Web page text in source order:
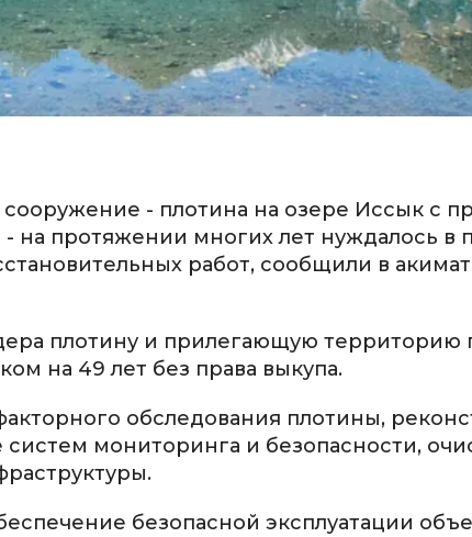
- плотина на озере Иссык с
на протяжении многих лет нуждалось в
работ, сообщили в
плотину и прилегающую территорию
на 49 лет без права выкупа.
обследования плотины,
мониторинга и безопасности,
безопасной эксплуатации